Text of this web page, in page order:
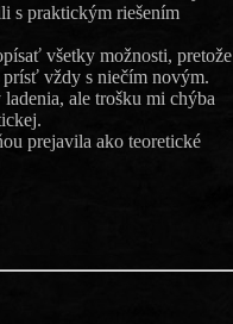
s praktickým riešením
všetky možnosti, pretože
vždy s niečím novým.
ale trošku mi chýba
prejavila ako teoretické